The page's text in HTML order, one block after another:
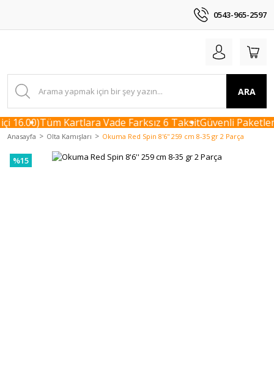
0543-965-2597
ARA
16.00)Tüm Kartlara Vade Farksız 6 TaksitGüvenli
Anasayfa Olta Kamışları Okuma Red Spin 8'6'' 259 cm 8-35 gr 2 Parça
%15